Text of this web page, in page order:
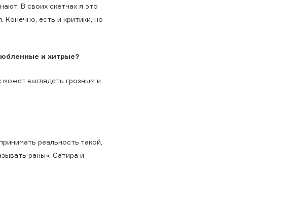
В своих скетчах я это
Конечно, есть и критики, но
и хитрые?
может выглядеть грозным и
реальность такой,
раны». Сатира и